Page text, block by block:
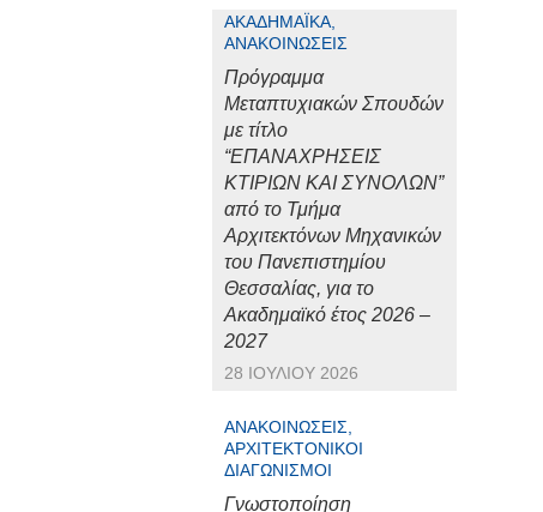
ΑΚΑΔΗΜΑΪΚΆ,
ΑΝΑΚΟΙΝΏΣΕΙΣ
Πρόγραμμα
Μεταπτυχιακών Σπουδών
με τίτλο
“ΕΠΑΝΑΧΡΗΣΕΙΣ
ΚΤΙΡΙΩΝ ΚΑΙ ΣΥΝΟΛΩΝ”
από το Τμήμα
Αρχιτεκτόνων Μηχανικών
του Πανεπιστημίου
Θεσσαλίας, για το
Ακαδημαϊκό έτος 2026 –
2027
28 ΙΟΥΛΊΟΥ 2026
ΑΝΑΚΟΙΝΏΣΕΙΣ,
ΑΡΧΙΤΕΚΤΟΝΙΚΟΊ
ΔΙΑΓΩΝΙΣΜΟΊ
Γνωστοποίηση